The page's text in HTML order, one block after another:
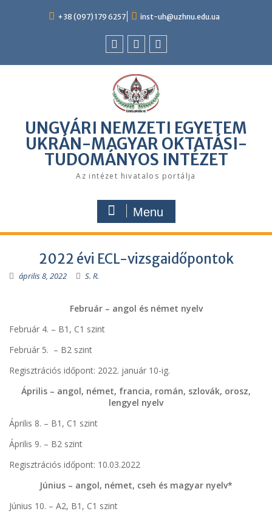
+38 (097) 179 6257 inst-uh@uzhnu.edu.ua
UNGVÁRI NEMZETI EGYETEM
UKRÁN-MAGYAR OKTATÁSI-
TUDOMÁNYOS INTÉZET
Az intézet hivatalos portálja
Menu
2022 évi ECL-vizsgaidőpontok
április 8, 2022 S. R.
Február – angol és német nyelv
Február 4. – B1, C1 szint
Február 5. – B2 szint
Regisztrációs időpont: 2022. január 10-ig.
Április – angol, német, francia, román, szlovák, orosz,
lengyel nyelv
Április 8. – B1, C1 szint
Április 9. – B2 szint
Regisztrációs időpont: 10.03.2022
Június – angol, német, cseh és magyar nyelv*
Június 10. – A2, B1, C1 szint